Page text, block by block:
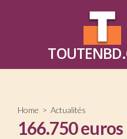
Home > Actualités
166.750